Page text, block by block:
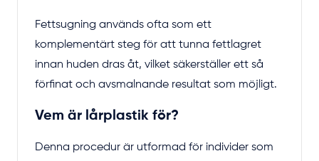
Fettsugning används ofta som ett
komplementärt steg för att tunna fettlagret
innan huden dras åt, vilket säkerställer ett så
förfinat och avsmalnande resultat som möjligt.
Vem är lårplastik för?
Denna procedur är utformad för individer som